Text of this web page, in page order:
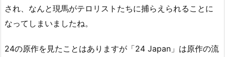
され、なんと現馬がテロリストたちに捕らえられることに
なってしまいましたね。
24の原作を見たことはありますが「24 Japan」は原作の流